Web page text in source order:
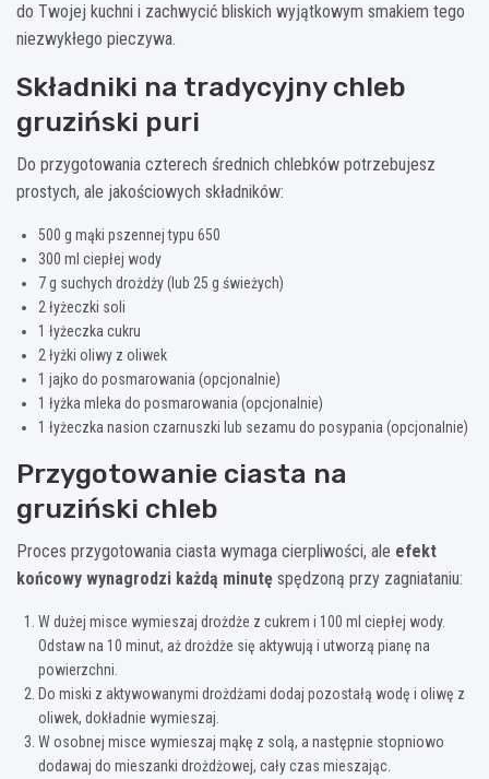
do Twojej kuchni i zachwycić bliskich wyjątkowym smakiem tego
niezwykłego pieczywa.
Składniki na tradycyjny chleb
gruziński puri
Do przygotowania czterech średnich chlebków potrzebujesz
prostych, ale jakościowych składników:
500 g mąki pszennej typu 650
300 ml ciepłej wody
7 g suchych drożdży (lub 25 g świeżych)
2 łyżeczki soli
1 łyżeczka cukru
2 łyżki oliwy z oliwek
1 jajko do posmarowania (opcjonalnie)
1 łyżka mleka do posmarowania (opcjonalnie)
1 łyżeczka nasion czarnuszki lub sezamu do posypania (opcjonalnie)
Przygotowanie ciasta na
gruziński chleb
Proces przygotowania ciasta wymaga cierpliwości, ale efekt
końcowy wynagrodzi każdą minutę spędzoną przy zagniataniu:
W dużej misce wymieszaj drożdże z cukrem i 100 ml ciepłej wody.
Odstaw na 10 minut, aż drożdże się aktywują i utworzą pianę na
powierzchni.
Do miski z aktywowanymi drożdżami dodaj pozostałą wodę i oliwę z
oliwek, dokładnie wymieszaj.
W osobnej misce wymieszaj mąkę z solą, a następnie stopniowo
dodawaj do mieszanki drożdżowej, cały czas mieszając.